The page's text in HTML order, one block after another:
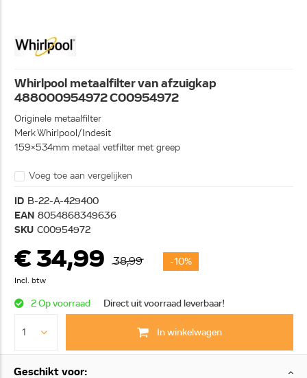
Whirlpool metaalfilter van afzuigkap
488000954972 C00954972
Originele metaalfilter
Merk Whirlpool/Indesit
159x534mm metaal vetfilter met greep
Voeg toe aan vergelijken
ID B-22-A-429400
EAN 8054868349636
SKU C00954972
€ 34,99 38,99 -10%
Incl. btw
2 Op voorraad Direct uit voorraad leverbaar!
In winkelwagen
Geschikt voor: